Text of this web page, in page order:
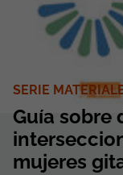
SERIE
Guía sobre
mujeres